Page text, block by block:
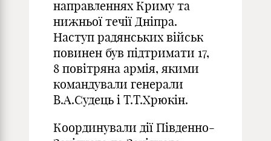
направленнях Криму та
нижньої течії Дніпра.
Наступ радянських військ
повинен був підтримати 17,
8 повітряна армія, якими
командували генерали
В.А.Судець і Т.Т.Хрюкін.
Координували дії Південно-